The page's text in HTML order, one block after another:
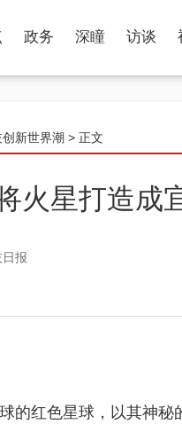
政务 深瞳 访谈
新世界潮 > 正文
火星打造成
报
的红色星球，以其神